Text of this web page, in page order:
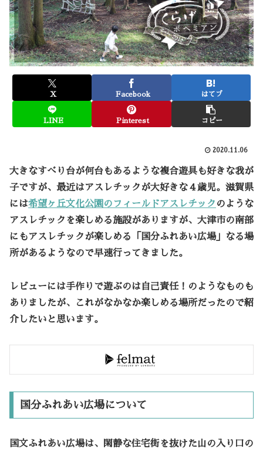
X Facebook はてブ
LINE Pinterest コピー
2020.11.06
大きなすべり台が何台もあるような複合遊具も好きな我が
子ですが、最近はアスレチックが大好きな４歳児。滋賀県
には希望ヶ丘文化公園のフィールドアスレチック のような
アスレチックを楽しめる施設がありますが、大津市の南部
にもアスレチックが楽しめる「国分ふれあい広場」なる場
所があるようなので早速行ってきました。
レビューには手作りで遊ぶのは自己責任！のようなものも
ありましたが、これがなかなか楽しめる場所だったので紹
介したいと思います。
国分ふれあい広場について
国文ふれあい広場は、閑静な住宅街を抜けた山の入り口の